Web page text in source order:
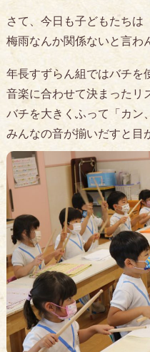
さて、今日も子どもたちは
梅雨なんか関係ないと言わ
年長すずらん組ではバチを
音楽に合わせて決まったリ
バチを大きくふって「カン
みんなの音が揃いだすと目